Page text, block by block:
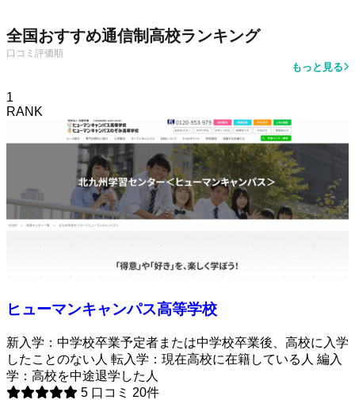
全国おすすめ通信制高校ランキング
口コミ評価順
もっと見る
1
RANK
ヒューマンキャンパス高等学校
新入学：中学校卒業予定者または中学校卒業後、高校に入学
したことのない人 転入学：現在高校に在籍している人 編入
学：高校を中途退学した人
5 口コミ 20件